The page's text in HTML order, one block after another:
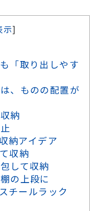
示]
「取り出しやす
、ものの配置が
納
納アイデア
収納
して収納
の上段に
チールラック